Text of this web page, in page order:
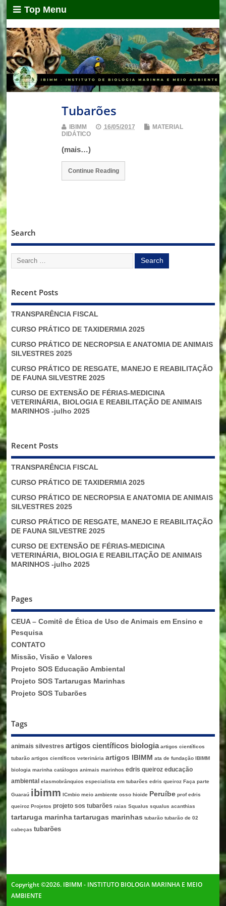
Top Menu
Tubarões
IBIMM 16/05/2017
MATERIAL
DIDÁTICO
(mais…)
Continue Reading
Search
Recent Posts
TRANSPARÊNCIA FISCAL
CURSO PRÁTICO DE TAXIDERMIA 2025
CURSO PRÁTICO DE NECROPSIA E ANATOMIA DE ANIMAIS
SILVESTRES 2025
CURSO PRÁTICO DE RESGATE, MANEJO E REABILITAÇÃO
DE FAUNA SILVESTRE 2025
CURSO DE EXTENSÃO DE FÉRIAS-MEDICINA
VETERINÁRIA, BIOLOGIA E REABILITAÇÃO DE ANIMAIS
MARINHOS -julho 2025
Recent Posts
TRANSPARÊNCIA FISCAL
CURSO PRÁTICO DE TAXIDERMIA 2025
CURSO PRÁTICO DE NECROPSIA E ANATOMIA DE ANIMAIS
SILVESTRES 2025
CURSO PRÁTICO DE RESGATE, MANEJO E REABILITAÇÃO
DE FAUNA SILVESTRE 2025
CURSO DE EXTENSÃO DE FÉRIAS-MEDICINA
VETERINÁRIA, BIOLOGIA E REABILITAÇÃO DE ANIMAIS
MARINHOS -julho 2025
Pages
CEUA – Comitê de Ética de Uso de Animais em Ensino e
Pesquisa
CONTATO
Missão, Visão e Valores
Projeto SOS Educação Ambiental
Projeto SOS Tartarugas Marinhas
Projeto SOS Tubarões
Tags
animais silvestres artigos científicos biologia artigos científicos
tubarão artigos científicos veterinária artigos IBIMM ata de fundação IBIMM
biologia marinha catálogos animais marinhos edris queiroz educação
ambiental
elasmobrânquios especialista em tubarões edris queiroz Faça parte
Guaraú ibimm ICmbio meio ambiente osso hioide Peruíbe prof edris
queiroz Projetos projeto sos tubarões raias Squalus squalus acanthias
tartaruga marinha tartarugas marinhas tubarão tubarão de 02
cabeças tubarões
Copyright ©2026. IBIMM - INSTITUTO BIOLOGIA MARINHA E MEIO
AMBIENTE